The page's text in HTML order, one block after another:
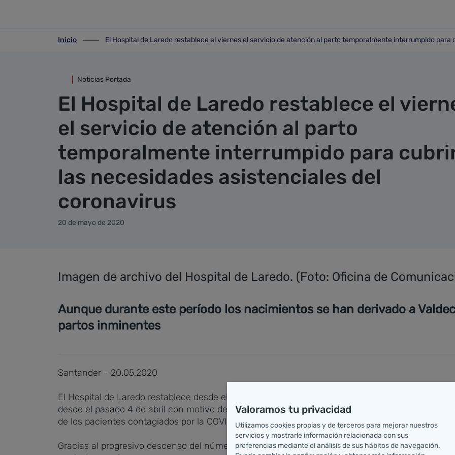
ir-a inicio
Inicio
ir-a El Hospital de Laredo restablece el viernes el servicio de atención al parto temporalmente
El Hospital de Laredo restablece el viernes el servicio de atención al parto temporalmente interrumpido
Noticias Portada
El Hospital de Laredo restablece el
el servicio de atención al parto
temporalmente interrumpido para
las necesidades asistenciales del
coronavirus
20 de mayo de 2020
Imagen de archivo del Hospital de Laredo. (Foto: Oficina de
Aunque durante este período los nacimientos se han derivado a
partos inminentes
Santander - 20.05.2020
El Hospital de Laredo restablece desde el viernes 22 de mayo la cartera de servicios de
desde el pasado 4 de abril con motivo de la creación de un área de cuidados críticos para dar
de los pacientes contagiados por la COVID-19.
Gracias al progresivo descenso del número de casos, no ha sido necesario recurrir a este
Valoramos tu privacidad
Utilizamos cookies propias y de terceros para mejorar nuestros
servicios y mostrarle información relacionada con sus
preferencias mediante el análisis de sus hábitos de navegación.